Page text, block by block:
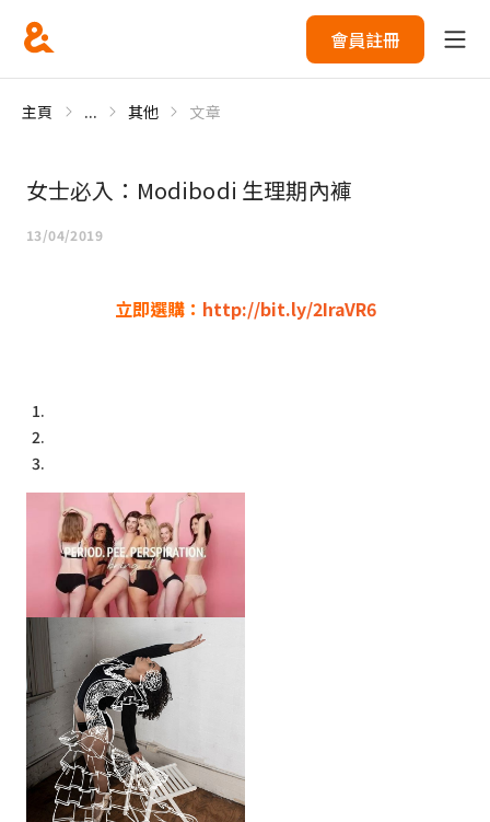
會員註冊
主頁 ... 其他 文章
女士必入：Modibodi 生理期內褲
13/04/2019
立即選購： http://bit.ly/2IraVR6